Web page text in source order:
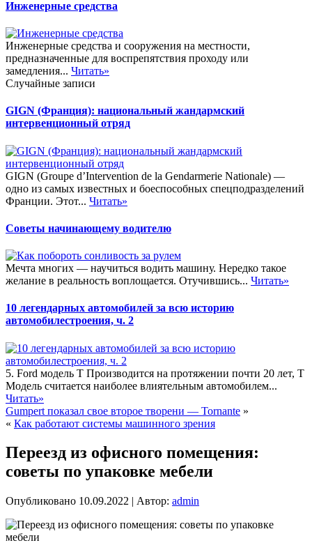
Инженерные средства
Инженерные средства и сооружения на местности,
предназначенные для воспрепятствия проходу или
замедления... Читать»
Случайные записи
GIGN (Франция): национальный жандармский
интервенционный отряд
GIGN (Groupe d’Intervention de la Gendarmerie Nationale) —
одно из самых известных и боеспособных спецподразделений
Франции. Этот... Читать»
Советы начинающему водителю
Мечта многих — научиться водить машину. Нередко такое
желание в реальность воплощается. Отучившись... Читать»
10 легендарных автомобилей за всю историю
автомобилестроения, ч. 2
5. Ford модель T Производится на протяжении почти 20 лет, T
Модель считается наиболее влиятельным автомобилем...
Читать»
Gumpert показал свое второе творени — Tornante »
« Как работают системы машинного зрения
Переезд из офисного помещения:
советы по упаковке мебели
Опубликовано 10.09.2022 | Автор: admin